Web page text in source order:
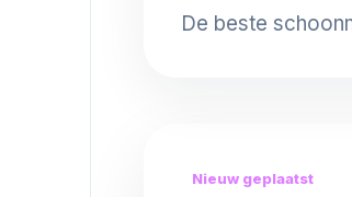
De beste
Nieuw geplaatst